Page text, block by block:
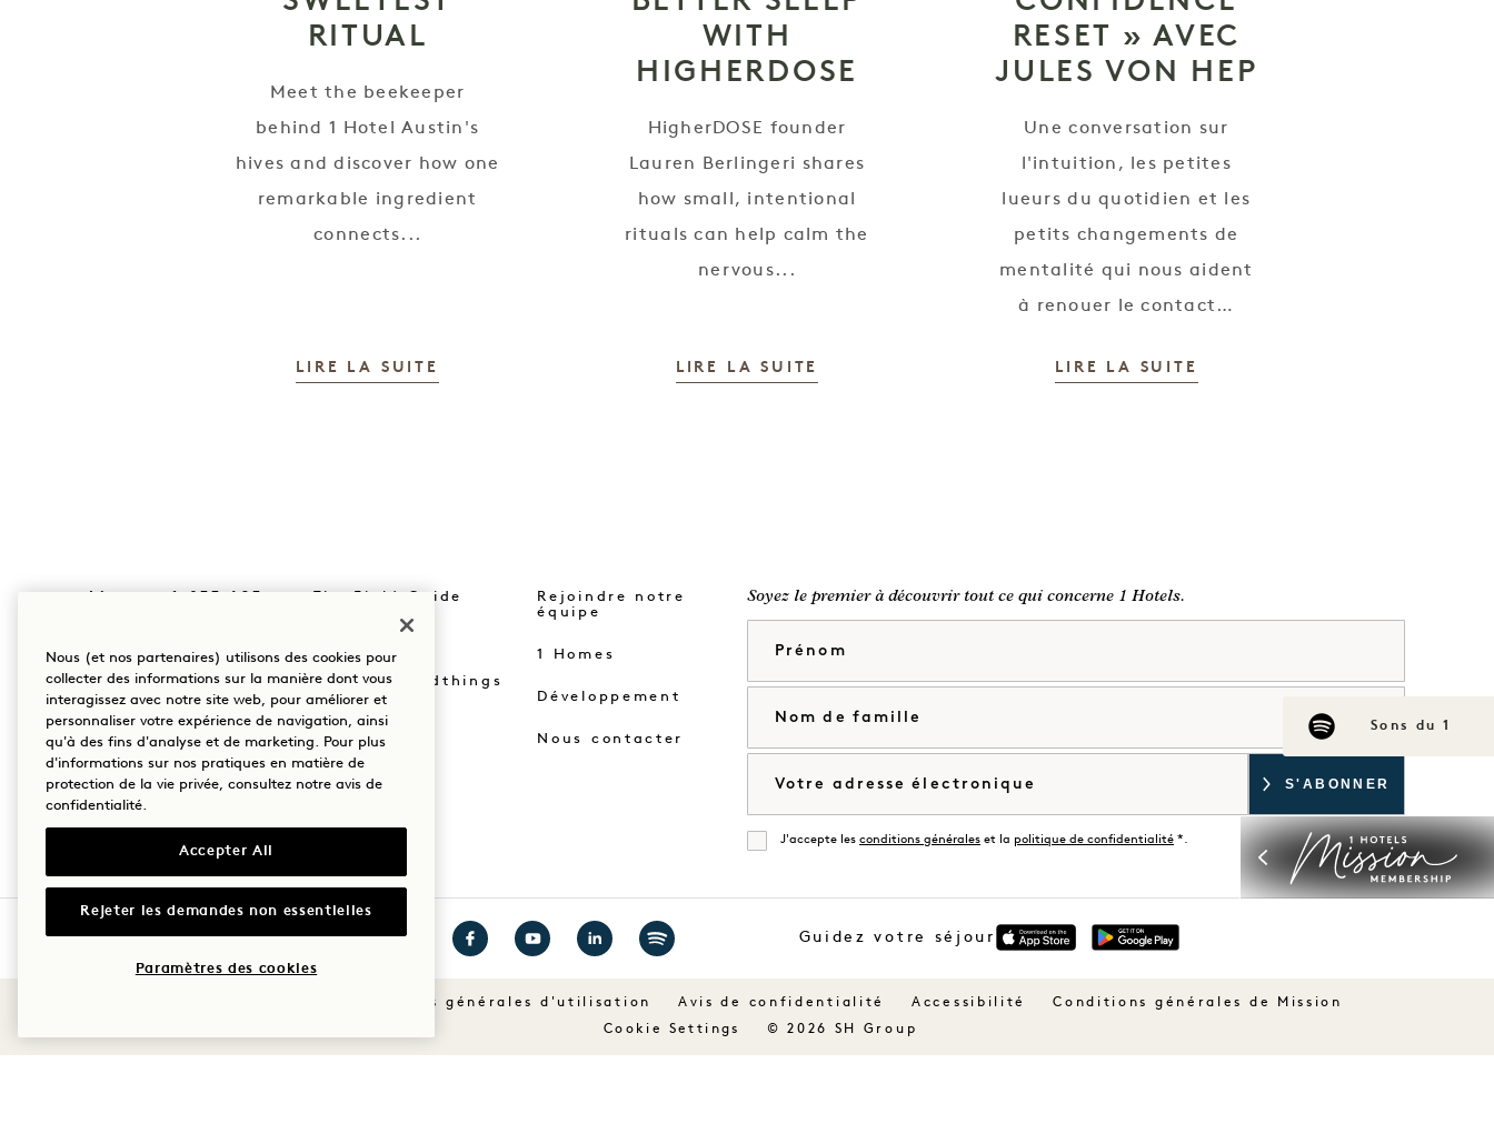
RITUAL
Meet the beekeeper
behind 1 Hotel Austin's
hives and discover how one
remarkable ingredient
connects...
LIRE LA SUITE
WITH
HIGHERDOSE
HigherDOSE founder
Lauren Berlingeri shares
how small, intentional
rituals can help calm the
nervous...
LIRE LA SUITE
RESET » AVEC
JULES VON HEP
Une conversation sur
l'intuition, les petites
lueurs du quotidien et les
petits changements de
mentalité qui nous aident
à renouer le contact…
LIRE LA SUITE
Sons du 1
Livre : +1 833 623
Nos implantations
Notre histoire
Durabilité
The Field Guide
Acheter Goodthings
Mission
Rejoindre notre
équipe
1 Homes
Développement
Nous contacter
Soyez le premier à découvrir tout ce qui concerne 1 Hotels.
Accorder
J'accepte les conditions générales et la politique de confidentialité *.
sur
sur
1
1
1
Hotels
1
Hotels
Guidez votre séjour
Conditions générales d'utilisation Avis de confidentialité Accessibilité Conditions générales de Mission
Cookie Settings © 2026 SH Group
Nous (et nos partenaires) utilisons des cookies pour
collecter des informations sur la manière dont vous
interagissez avec notre site web, pour améliorer et
personnaliser votre expérience de navigation, ainsi
qu'à des fins d'analyse et de marketing. Pour plus
d'informations sur nos pratiques en matière de
protection de la vie privée, consultez notre avis de
confidentialité.
Accepter All
Rejeter les demandes non essentielles
Paramètres des cookies